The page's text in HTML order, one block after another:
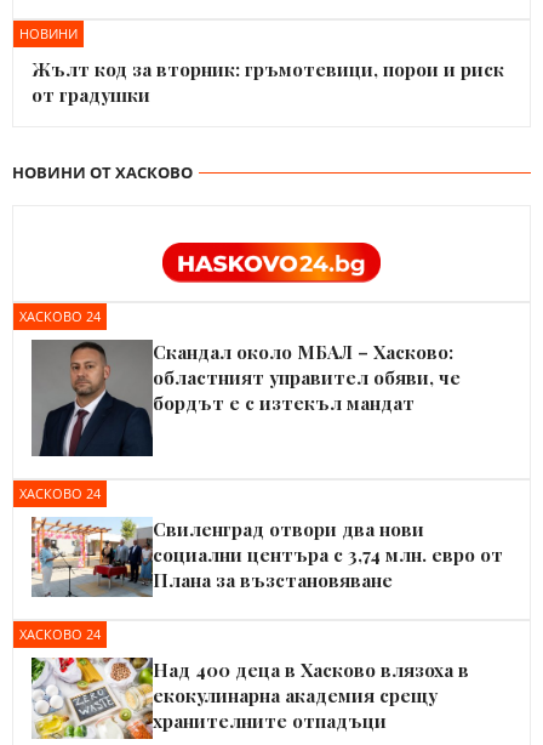
НОВИНИ
Жълт код за вторник: гръмотевици, порои и риск
от градушки
НОВИНИ ОТ ХАСКОВО
ХАСКОВО 24
Скандал около МБАЛ – Хасково:
областният управител обяви, че
бордът е с изтекъл мандат
ХАСКОВО 24
Свиленград отвори два нови
социални центъра с 3,74 млн. евро от
Плана за възстановяване
ХАСКОВО 24
Над 400 деца в Хасково влязоха в
екокулинарна академия срещу
хранителните отпадъци